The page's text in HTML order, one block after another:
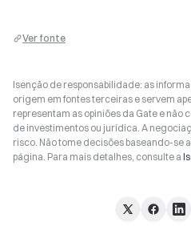
Ver fonte
Isenção de responsabilidade: as
origem em fontes terceiras e servem
representam as opiniões da Gate e
de investimentos ou jurídica. A
risco. Não tome decisões baseando-se
página. Para mais detalhes, consulte a